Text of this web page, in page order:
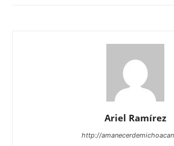
Ariel Ramírez
http://